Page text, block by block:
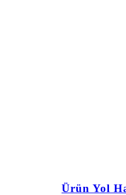
Ürün Yol